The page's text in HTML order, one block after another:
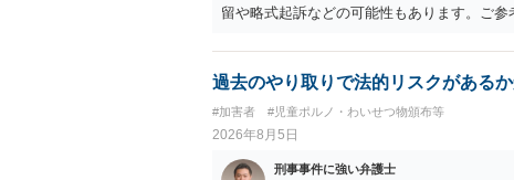
留や略式起訴などの可能性もあります。ご参
過去のやり取りで法的リスクがある
#加害者 #児童ポルノ・わいせつ物頒布等
2026年8月5日
刑事事件に強い弁護士